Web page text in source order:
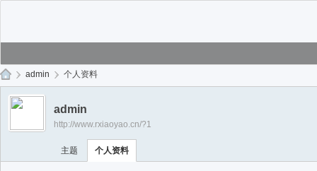
任
遥
› admin › 个人资料
admin
http://www.rxiaoyao.cn/?1
主题 个人资料